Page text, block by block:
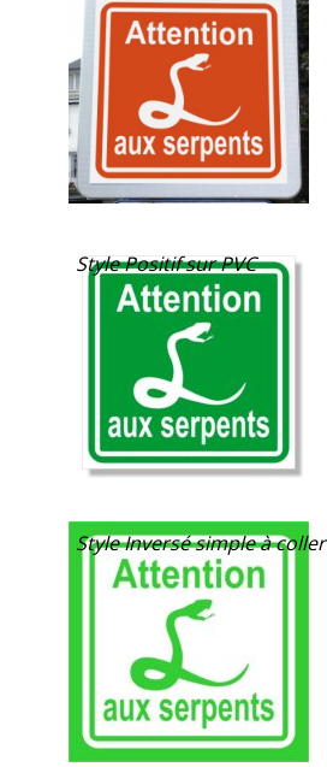
Style Positif sur PVC
Style Inversé simple à coller